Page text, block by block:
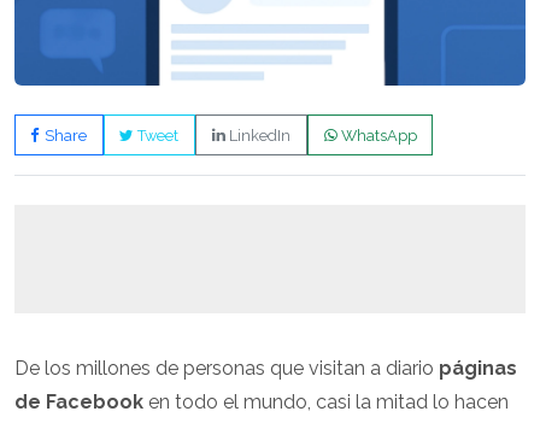
Share Tweet LinkedIn WhatsApp
De los millones de personas que visitan a diario páginas
de Facebook en todo el mundo, casi la mitad lo hacen